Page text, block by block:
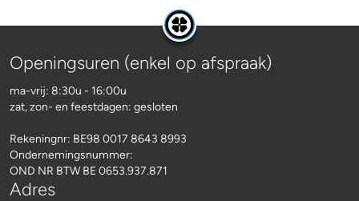
Openingsuren (enkel op afspraak)
ma-vrij: 8:30u - 16:00u
zat, zon- en feestdagen: gesloten
Rekeningnr: BE98 0017 8643 8993
Ondernemingsnummer:
OND NR BTW BE 0653.937.871
Adres